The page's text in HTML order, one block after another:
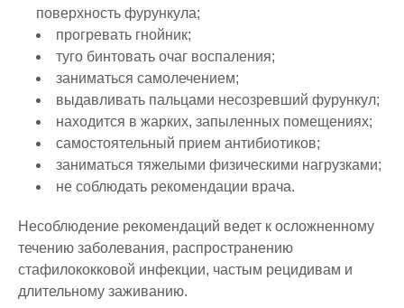
поверхность фурункула;
прогревать гнойник;
туго бинтовать очаг воспаления;
заниматься самолечением;
выдавливать пальцами несозревший фурункул;
находится в жарких, запыленных помещениях;
самостоятельный прием антибиотиков;
заниматься тяжелыми физическими нагрузками;
не соблюдать рекомендации врача.
Несоблюдение рекомендаций ведет к осложненному
течению заболевания, распространению
стафилококковой инфекции, частым рецидивам и
длительному заживанию.